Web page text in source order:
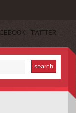
TWITTER